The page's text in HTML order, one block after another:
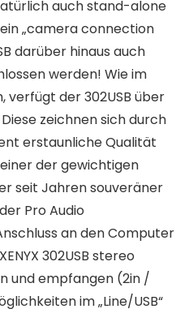
auch stand-alone
„camera connection
darüber hinaus auch
werden! Wie im
der 302USB über
zeichnen sich durch
erstaunliche Qualität
der gewichtigen
seit Jahren souveräner
Pro Audio
an den Computer
302USB stereo
und empfangen (2in /
im „Line/USB“